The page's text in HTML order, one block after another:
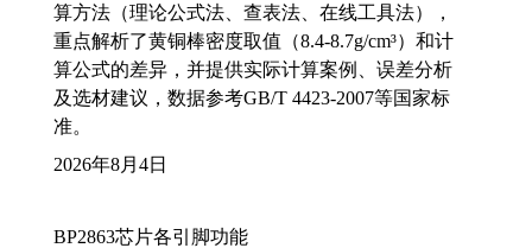
算方法（理论公式法、查表法、在线工具法），
重点解析了黄铜棒密度取值（8.4-8.7g/cm³）和计
算公式的差异，并提供实际计算案例、误差分析
及选材建议，数据参考GB/T 4423-2007等国家标
准。
2026年8月4日
BP2863芯片各引脚功能